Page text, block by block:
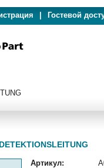
Гостевой
Артикул: